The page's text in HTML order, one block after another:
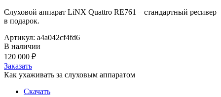
Слуховой аппарат LiNX Quattro RE761 – стандартный ресивер
в подарок.
Артикул: a4a042cf4fd6
В наличии
120 000 ₽
Заказать
Как ухаживать за слуховым аппаратом
Скачать